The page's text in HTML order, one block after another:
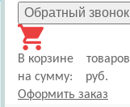
Обратный звонок
В корзине
товаров
на сумму:
руб.
Оформить заказ